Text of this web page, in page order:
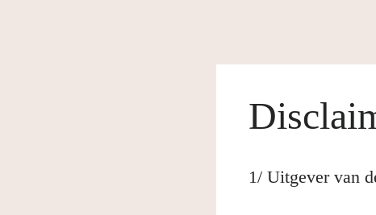
1/ Uitgever van